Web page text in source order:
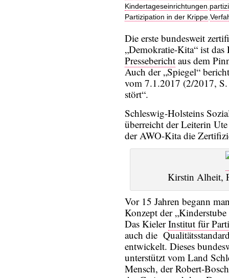
Kindertageseinrichtungen
Partizipation in der Krippe,
Die erste bundesweit
„Demokratie-Kita“ ist
Presseberichtaus dem
Auch der „Spiegel“
vom 7.1.2017 (2/2017,
stört“.
Schleswig-Holsteins
überreicht der Leiterin
der AWO-Kita die
Kirstin Alheit,
Vor 15 Jahren begann
Konzept der
Das KielerInstitut für
auch die
entwickelt. Dieses
unterstützt vom Land
Mensch, der Robert-